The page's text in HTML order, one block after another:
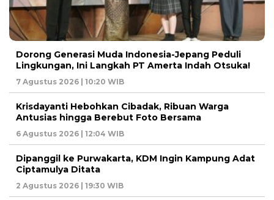
Dorong Generasi Muda Indonesia-Jepang Peduli
Lingkungan, Ini Langkah PT Amerta Indah Otsuka!
7 Agustus 2026 | 10:20 WIB
Krisdayanti Hebohkan Cibadak, Ribuan Warga
Antusias hingga Berebut Foto Bersama
6 Agustus 2026 | 12:04 WIB
Dipanggil ke Purwakarta, KDM Ingin Kampung Adat
Ciptamulya Ditata
2 Agustus 2026 | 19:30 WIB